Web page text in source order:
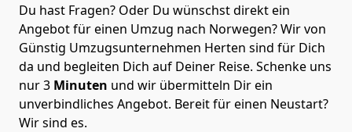
Du hast Fragen? Oder Du wünschst direkt ein
Angebot für einen Umzug nach Norwegen? Wir von
Günstig Umzugsunternehmen Herten sind für Dich
da und begleiten Dich auf Deiner Reise. Schenke uns
nur3 Minuten und wir übermitteln Dir ein
unverbindliches Angebot. Bereit für einen Neustart?
Wir sind es.